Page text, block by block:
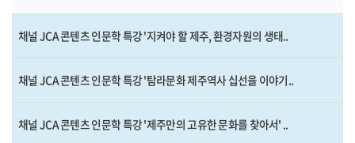
채널 JCA 콘텐츠 인문학 특강 '지켜야 할 제주, 환경자원의 생태..
채널 JCA 콘텐츠 인문학 특강 '탐라문화 제주역사 십선을 이야기..
채널 JCA 콘텐츠 인문학 특강 '제주만의 고유한 문화를 찾아서' ..